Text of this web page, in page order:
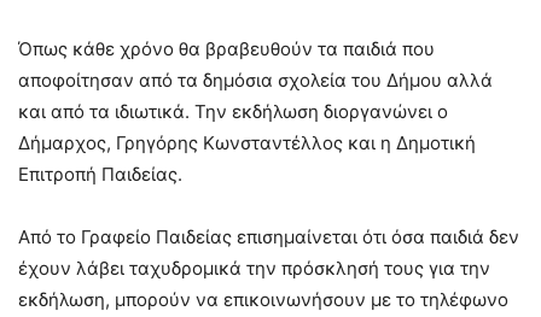
Όπως κάθε χρόνο θα βραβευθούν τα παιδιά που
αποφοίτησαν από τα δημόσια σχολεία του Δήμου αλλά
και από τα ιδιωτικά. Την εκδήλωση διοργανώνει ο
Δήμαρχος, Γρηγόρης Κωνσταντέλλος και η Δημοτική
Επιτροπή Παιδείας.
Από το Γραφείο Παιδείας επισημαίνεται ότι όσα παιδιά δεν
έχουν λάβει ταχυδρομικά την πρόσκλησή τους για την
εκδήλωση, μπορούν να επικοινωνήσουν με το τηλέφωνο